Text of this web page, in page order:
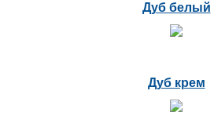
Дуб белый
Дуб крем